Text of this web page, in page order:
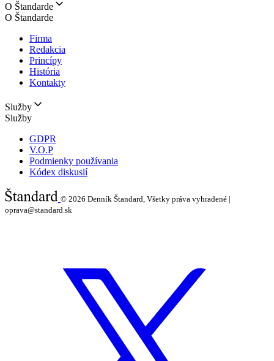
O Štandarde
O Štandarde
Firma
Redakcia
Princípy
História
Kontakty
Služby
Služby
GDPR
V.O.P
Podmienky používania
Kódex diskusií
© 2026 Denník Štandard, Všetky práva vyhradené |
oprava@standard.sk